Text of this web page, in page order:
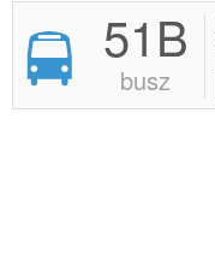
51B
busz